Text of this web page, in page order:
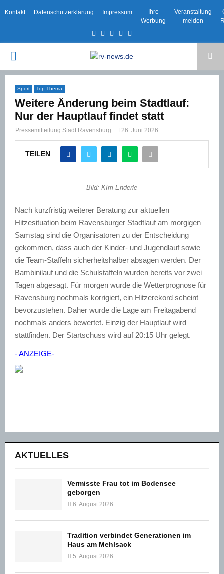
Kontakt Datenschutzerklärung Impressum
Ihre
Werbung
Veranstaltung
melden
Facebook
TwitterInstagram
Email
PRIMARY
MENU
Sport Top-Thema
Weitere Änderung beim Stadtlauf:
Nur der Hauptlauf findet statt
Pressemitteilung Stadt Ravensburg 26. Juni 2026
TEILEN
Bild: KIm Enderle
Nach kurzfristig weiterer Beratung zur aktuellen
Hitzesituation beim Ravensburger Stadtlauf am morgigen
Samstag sind die Organisatoren zu der Entscheidung
gekommen, dass auch der Kinder- und Jugendlauf sowie
die Team-Staffeln sicherheitshalber absagen werden. Der
Bambinilauf und die Schulstaffeln wurden bereits vor zwei
Tagen abgesagt. Für morgen wurde die Wetterprognose für
Ravensburg nochmals korrigiert, ein Hitzerekord scheint
bevorzustehen. Daher wurde die Lage am Freitagabend
nochmals anders bewertet. Einzig der Hauptlauf wird
stattfinden. Der Startschuss wird auf 20:15 Uhr gelegt.
- ANZEIGE-
AKTUELLES
Vermisste Frau tot im Bodensee
geborgen
6. August 2026
Tradition verbindet Generationen im
Haus am Mehlsack
5. August 2026